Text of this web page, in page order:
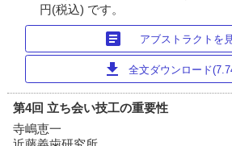
円(税込) です。
article アブストラクトを
download 全文ダウンロード
第4回 立ち会い技工の重要性
寺嶋恵一